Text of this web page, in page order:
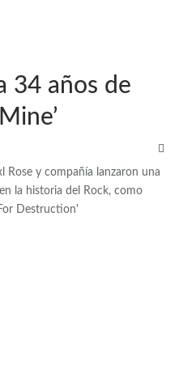
34 años de
Rose y compañía lanzaron una
la historia del Rock, como
Destruction'